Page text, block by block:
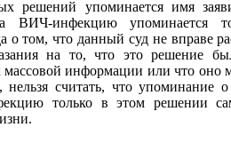
решений упоминается имя
ВИЧ-инфекцию упоминается
о том, что данный суд не вправе
на то, что это решение
массовой информации или что оно
нельзя считать, что упоминание
только в этом решении